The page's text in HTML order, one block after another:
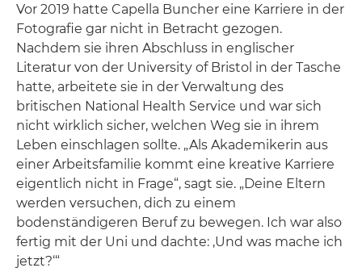
Vor 2019 hatte Capella Buncher eine Karriere in der
Fotografie gar nicht in Betracht gezogen.
Nachdem sie ihren Abschluss in englischer
Literatur von der University of Bristol in der Tasche
hatte, arbeitete sie in der Verwaltung des
britischen National Health Service und war sich
nicht wirklich sicher, welchen Weg sie in ihrem
Leben einschlagen sollte. „Als Akademikerin aus
einer Arbeitsfamilie kommt eine kreative Karriere
eigentlich nicht in Frage“, sagt sie. „Deine Eltern
werden versuchen, dich zu einem
bodenständigeren Beruf zu bewegen. Ich war also
fertig mit der Uni und dachte: ‚Und was mache ich
jetzt?‘“